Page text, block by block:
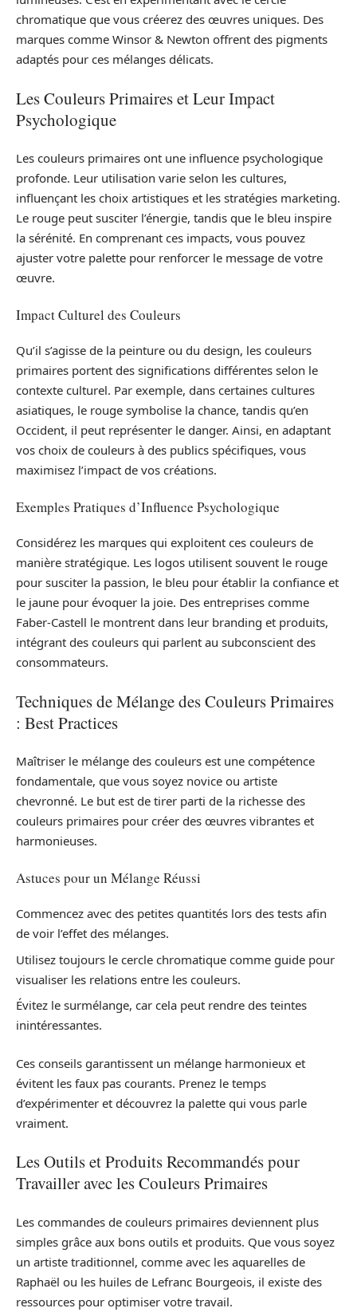
chromatique que vous créerez des œuvres uniques. Des
marques comme Winsor & Newton offrent des pigments
adaptés pour ces mélanges délicats.
Les Couleurs Primaires et Leur Impact
Psychologique
Les couleurs primaires ont une influence psychologique
profonde. Leur utilisation varie selon les cultures,
influençant les choix artistiques et les stratégies marketing.
Le rouge peut susciter l’énergie, tandis que le bleu inspire
la sérénité. En comprenant ces impacts, vous pouvez
ajuster votre palette pour renforcer le message de votre
œuvre.
Impact Culturel des Couleurs
Qu’il s’agisse de la peinture ou du design, les couleurs
primaires portent des significations différentes selon le
contexte culturel. Par exemple, dans certaines cultures
asiatiques, le rouge symbolise la chance, tandis qu’en
Occident, il peut représenter le danger. Ainsi, en adaptant
vos choix de couleurs à des publics spécifiques, vous
maximisez l’impact de vos créations.
Exemples Pratiques d’Influence Psychologique
Considérez les marques qui exploitent ces couleurs de
manière stratégique. Les logos utilisent souvent le rouge
pour susciter la passion, le bleu pour établir la confiance et
le jaune pour évoquer la joie. Des entreprises comme
Faber-Castell le montrent dans leur branding et produits,
intégrant des couleurs qui parlent au subconscient des
consommateurs.
Techniques de Mélange des Couleurs Primaires
: Best Practices
Maîtriser le mélange des couleurs est une compétence
fondamentale, que vous soyez novice ou artiste
chevronné. Le but est de tirer parti de la richesse des
couleurs primaires pour créer des œuvres vibrantes et
harmonieuses.
Astuces pour un Mélange Réussi
Commencez avec des petites quantités lors des tests afin
de voir l’effet des mélanges.
Utilisez toujours le cercle chromatique comme guide pour
visualiser les relations entre les couleurs.
Évitez le surmélange, car cela peut rendre des teintes
inintéressantes.
Ces conseils garantissent un mélange harmonieux et
évitent les faux pas courants. Prenez le temps
d’expérimenter et découvrez la palette qui vous parle
vraiment.
Les Outils et Produits Recommandés pour
Travailler avec les Couleurs Primaires
Les commandes de couleurs primaires deviennent plus
simples grâce aux bons outils et produits. Que vous soyez
un artiste traditionnel, comme avec les aquarelles de
Raphaël ou les huiles de Lefranc Bourgeois, il existe des
ressources pour optimiser votre travail.